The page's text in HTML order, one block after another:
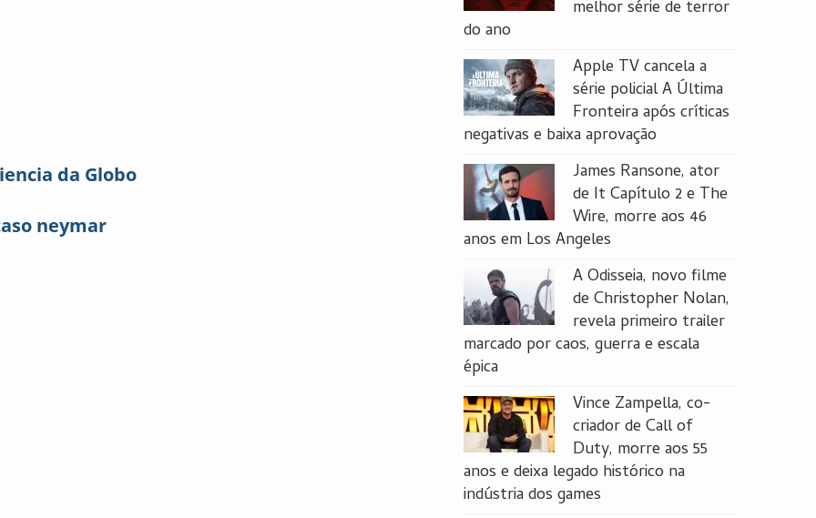
da Globo
neymar
melhor série de terror
do ano
Apple TV cancela a
série policial A Última
Fronteira após críticas
negativas e baixa aprovação
James Ransone, ator
de It Capítulo 2 e The
Wire, morre aos 46
anos em Los Angeles
A Odisseia, novo filme
de Christopher Nolan,
revela primeiro trailer
marcado por caos, guerra e escala
épica
Vince Zampella, co-
criador de Call of
Duty, morre aos 55
anos e deixa legado histórico na
indústria dos games